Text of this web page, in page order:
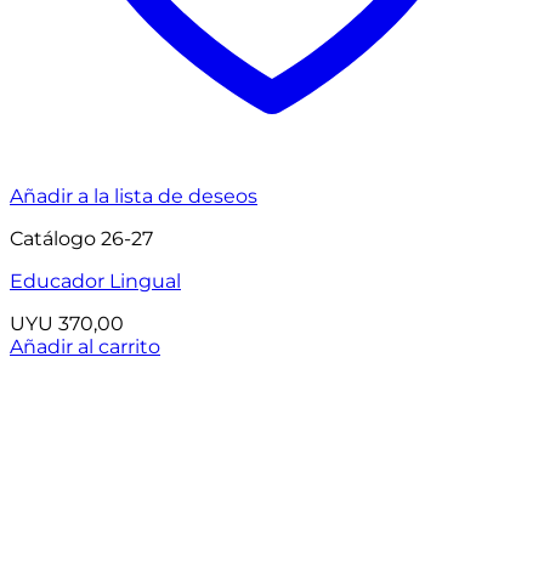
Añadir a la lista de deseos
Catálogo 26-27
Educador Lingual
UYU 370,00
Añadir al carrito